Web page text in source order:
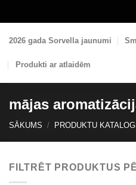
to
content
2026 gada Sorvella jaunumi
Produkti ar atlaidēm
mājas
SĀKUMS / PRODUKTU
FILTRĒT PRODUKTUS